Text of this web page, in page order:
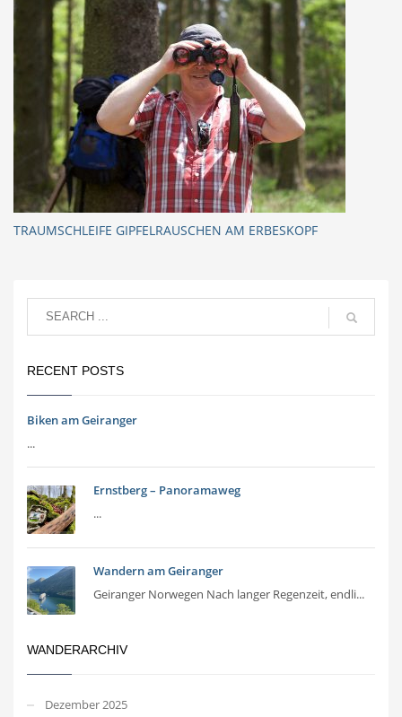
TRAUMSCHLEIFE GIPFELRAUSCHEN AM ERBESKOPF
RECENT POSTS
Biken am Geiranger
...
Ernstberg – Panoramaweg
...
Wandern am Geiranger
Geiranger Norwegen Nach langer Regenzeit, endli...
WANDERARCHIV
Dezember 2025